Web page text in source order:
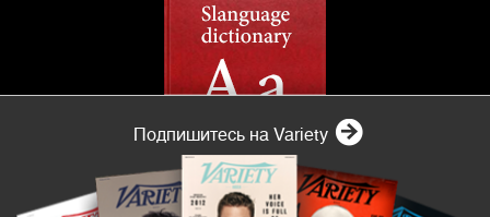
Подпишитесь на Variety